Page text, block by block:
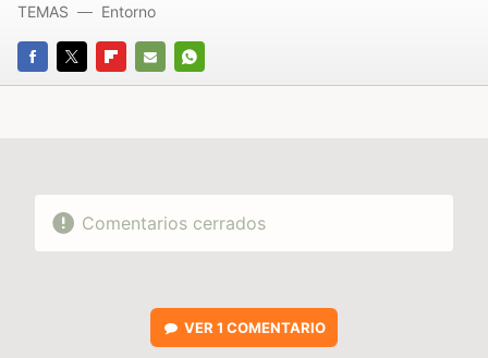
FACEBOOK
TWITTERFLIPBOARD
E-
WHATSAPP
TEMAS Entorno
Comentarios cerrados
VER 1 COMENTARIO